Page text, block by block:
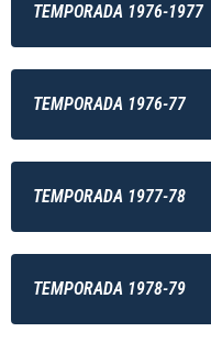
TEMPORADA 1976-1977
TEMPORADA 1976-77
TEMPORADA 1977-78
TEMPORADA 1978-79